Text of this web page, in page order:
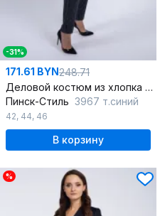
-31%
171.61 BYN248.71
Деловой костюм из хлопка со строгим кроем
Пинск-Стиль 3967 т.синий
42, 44, 46
В корзину
%